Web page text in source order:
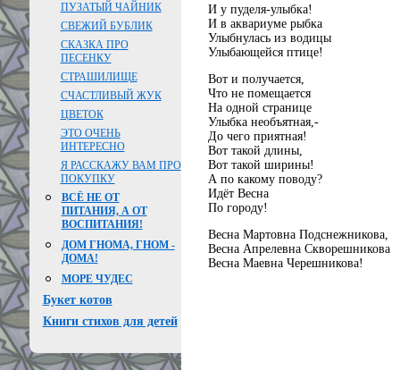
ПУЗАТЫЙ ЧАЙНИК
СВЕЖИЙ БУБЛИК
СКАЗКА ПРО
ПЕСЕНКУ
СТРАШИЛИЩЕ
СЧАСТЛИВЫЙ ЖУК
ЦВЕТОК
ЭТО ОЧЕНЬ
ИНТЕРЕСНО
Я РАССКАЖУ ВАМ ПРО
ПОКУПКУ
ВСЁ НЕ ОТ
ПИТАНИЯ, А ОТ
ВОСПИТАНИЯ!
ДОМ ГНОМА, ГНОМ -
ДОМА!
МОРЕ ЧУДЕС
Букет котов
Книги стихов для детей
И у пуделя-улыбка!
И в аквариуме рыбка
Улыбнулась из водицы
Улыбающейся птице!
Вот и получается,
Что не помещается
На одной странице
Улыбка необъятная,-
До чего приятная!
Вот такой длины,
Вот такой ширины!
А по какому поводу?
Идёт Весна
По городу!
Весна Мартовна Подснежникова,
Весна Апрелевна Скворешникова
Весна Маевна Черешникова!